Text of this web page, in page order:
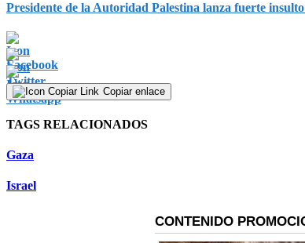
Presidente de la Autoridad Palestina lanza fuerte
Copiar enlace
TAGS RELACIONADOS
Gaza
Israel